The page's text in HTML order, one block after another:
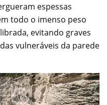
espessas
todo o imenso peso
evitando graves
vulneráveis da parede